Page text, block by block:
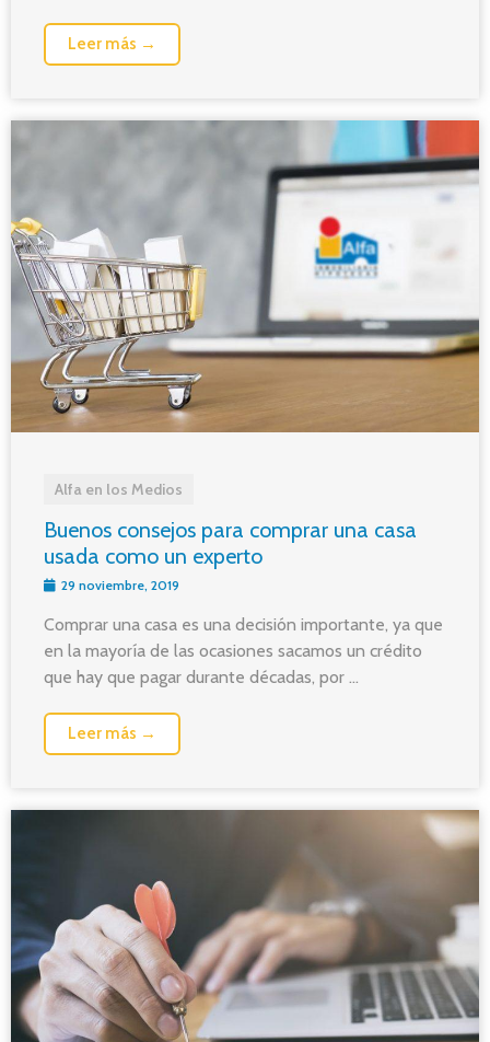
Leer más →
Alfa en los Medios
Buenos consejos para comprar una casa
usada como un experto
29 noviembre, 2019
Comprar una casa es una decisión importante, ya que
en la mayoría de las ocasiones sacamos un crédito
que hay que pagar durante décadas, por ...
Leer más →